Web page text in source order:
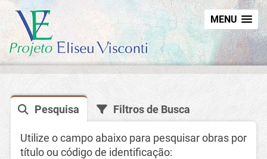
MENU
Pesquisa Filtros de Busca
Utilize o campo abaixo para pesquisar obras por
título ou código de identificação: